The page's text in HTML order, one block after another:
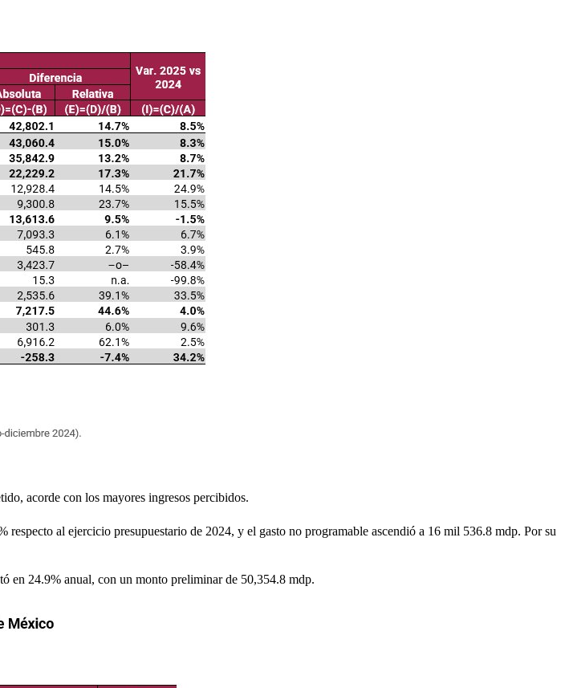
acorde con los mayores ingresos percibidos.
al ejercicio presupuestario de 2024, y el gasto no programable ascendió a 16 mil 536.8 mdp. Por su
en 24.9% anual, con un monto preliminar de 50,354.8 mdp.